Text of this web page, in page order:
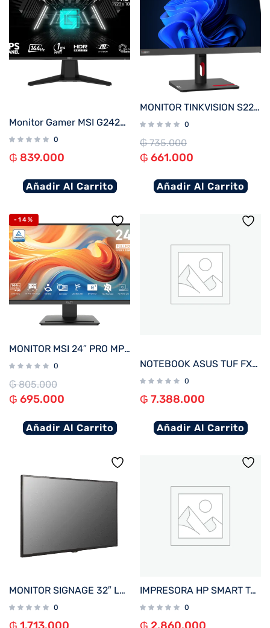
Monitor Gamer MSI G242L-E14 23.8″ IPS FHD 144Hz 1ms FreeSync
0
₲ 839.000
Añadir Al Carrito
MONITOR TINKVISION S22i-30
0
₲735.000
₲ 661.000
Añadir Al Carrito
-14%
MONITOR MSI 24″ PRO MP243L E14 144hz
0
₲805.000
₲ 695.000
Añadir Al Carrito
NOTEBOOK ASUS TUF FX607VJ-RL805W C5 GAM 2.2/8/512/ RTX3050-6G/ W11H/16″ WUXGA
0
₲ 7.388.000
Añadir Al Carrito
MONITOR SIGNAGE 32″ LG 32SM5C FHD/USB/HDMI/DP/SD/NE
0
IMPRESORA HP SMART TANK 750 IMP/COP/SCAN/RED/WIFI/BIVOLT
0